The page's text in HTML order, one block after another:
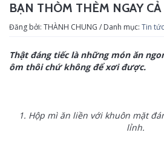
BẠN THÒM THÈM NGAY
Đăng bởi: THÀNH CHUNG / Danh mục: Tin
Thật đáng tiếc là những món ăn
ôm thôi chứ không để xơi được.
1. Hộp mì ăn liền với khuôn mặt
lỉnh.